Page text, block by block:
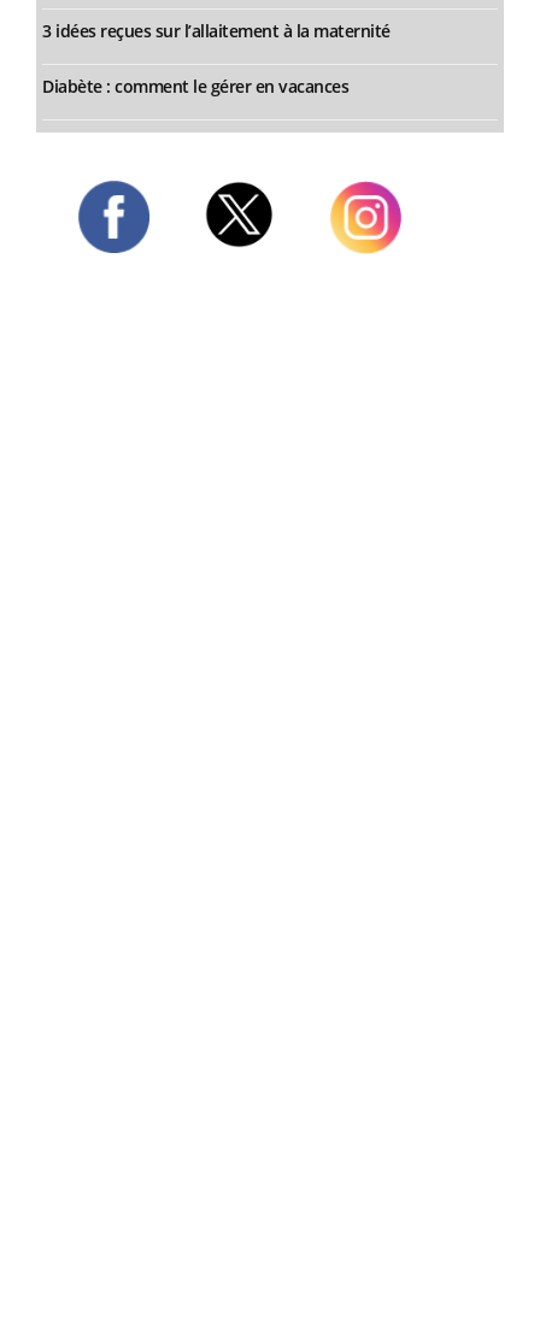
3 idées reçues sur l’allaitement à la maternité
Diabète : comment le gérer en vacances